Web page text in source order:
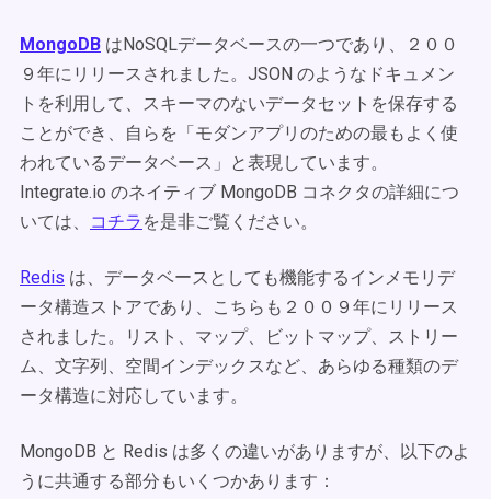
MongoDB はNoSQLデータベースの一つであり、２００
９年にリリースされました。JSON のようなドキュメン
トを利用して、スキーマのないデータセットを保存する
ことができ、自らを「モダンアプリのための最もよく使
われているデータベース」と表現しています。
Integrate.io のネイティブ MongoDB コネクタの詳細につ
いては、
コチラ を是非ご覧ください。
Redis は、データベースとしても機能するインメモリデ
ータ構造ストアであり、こちらも２００９年にリリース
されました。リスト、マップ、ビットマップ、ストリー
ム、文字列、空間インデックスなど、あらゆる種類のデ
ータ構造に対応しています。
MongoDB と Redis は多くの違いがありますが、以下のよ
うに共通する部分もいくつかあります：